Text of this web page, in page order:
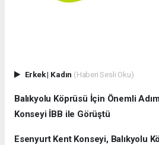
Erkek| Kadın (Haberi Sesli Oku)
Balıkyolu Köprüsü İçin Önemli
Konseyi İBB ile Görüştü
Esenyurt Kent Konseyi, Balıkyolu